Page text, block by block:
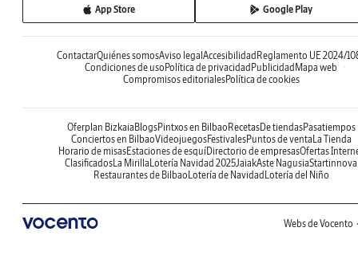
App Store Google Play
ContactarQuiénes somosAviso legalAccesibilidadReglamento UE 2024/
Condiciones de usoPolítica de privacidadPublicidadMapa web
Compromisos editorialesPolítica de cookies
Oferplan BizkaiaBlogsPintxos en BilbaoRecetasDe tiendasPasatiempos
Conciertos en BilbaoVideojuegosFestivalesPuntos de ventaLa Tienda
Horario de misasEstaciones de esquíDirectorio de empresasOfertas
ClasificadosLa MirillaLotería Navidad 2025JaiakAste NagusiaStartinnova
Restaurantes de BilbaoLotería de NavidadLotería del Niño
Webs de Vocento